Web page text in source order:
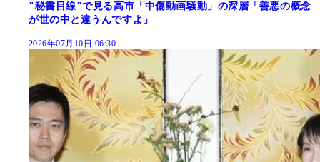
"秘書目線"で見る高市「中傷動画騒動」の深層「善悪の概念
が世の中と違うんですよ」
2026年07月10日 06:30